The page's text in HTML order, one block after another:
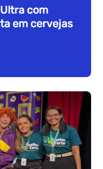
com
em cervejas